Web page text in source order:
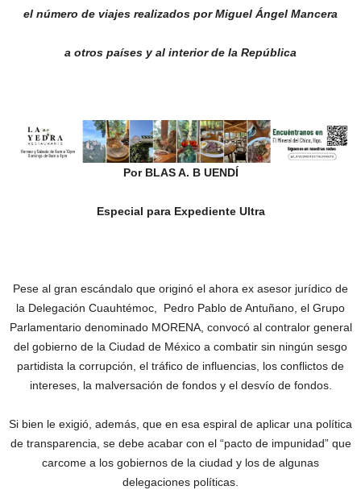
el número de viajes realizados por Miguel Ángel Mancera
a otros países y al interior de la República
Por BLAS A. B UENDÍ
Especial para Expediente Ultra
Pese al gran escándalo que originó el ahora ex asesor jurídico de
la Delegación Cuauhtémoc, Pedro Pablo de Antuñano, el Grupo
Parlamentario denominado MORENA, convocó al contralor general
del gobierno de la Ciudad de México a combatir sin ningún sesgo
partidista la corrupción, el tráfico de influencias, los conflictos de
intereses, la malversación de fondos y el desvío de fondos.
Si bien le exigió, además, que en esa espiral de aplicar una política
de transparencia, se debe acabar con el “pacto de impunidad” que
carcome a los gobiernos de la ciudad y los de algunas
delegaciones políticas.